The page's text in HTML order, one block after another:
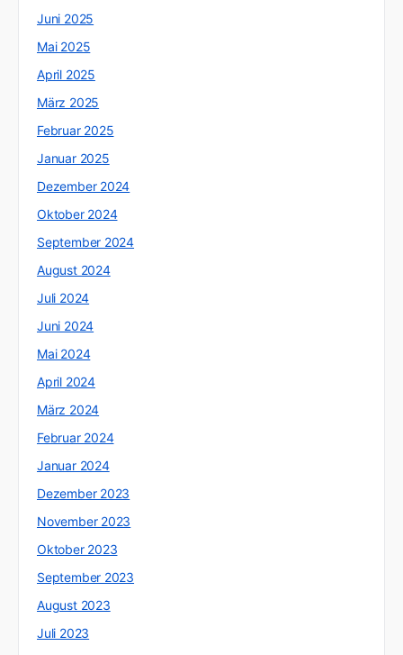
Juni 2025
Mai 2025
April 2025
März 2025
Februar 2025
Januar 2025
Dezember 2024
Oktober 2024
September 2024
August 2024
Juli 2024
Juni 2024
Mai 2024
April 2024
März 2024
Februar 2024
Januar 2024
Dezember 2023
November 2023
Oktober 2023
September 2023
August 2023
Juli 2023